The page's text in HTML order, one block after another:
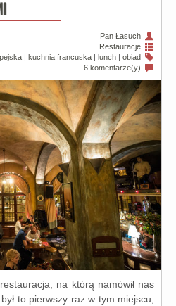
Pan Łasuch
Restauracje
| kuchnia francuska | lunch | obiad
6 komentarze(y)
na któ­rą namó­wił nas
to pierw­szy raz w tym miej­scu,